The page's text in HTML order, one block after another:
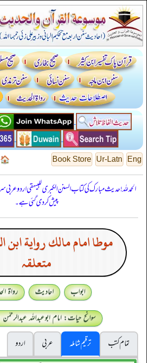
Eng
Ur-Latn
Book Store
🏠
الحمدللہ! حدیث مبارک کی کتاب السنن الكبرى للبيهقي اردو
پیش کر دی گئی ہے۔
موطا امام مالك رواية
متعلقہ
ابواب احادیث
رواۃ
سوانح حیات: امام ابوعبداللہ
تمام کتب
ترقیم شاملہ عربی
اردو